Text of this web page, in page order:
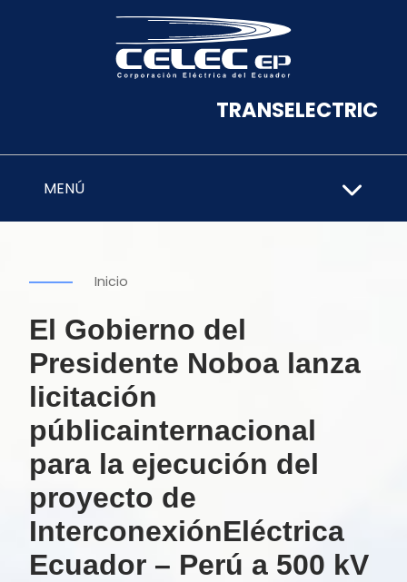
TRANSELECTRIC
MENÚ
Inicio
El Gobierno del
Presidente Noboa lanza
licitación
públicainternacional
para la ejecución del
proyecto de
InterconexiónEléctrica
Ecuador – Perú a 500 kV